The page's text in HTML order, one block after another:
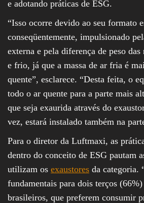
e adotando práticas de ESG.
“Isso ocorre devido ao seu formato
conseqüentemente, impulsionado
externa e pela diferença de peso das
e frio, já que a massa de ar fria é
quente”, esclarece. “Desta feita, o
todo o ar quente para a parte mais
que seja exaurida através do
vez, estará instalado também na
Para o diretor da Luftmaxi, as
dentro do conceito de ESG pautam
utilizam os exaustores da categoria.
fundamentais para dois terços
brasileiros, que preferem consumir